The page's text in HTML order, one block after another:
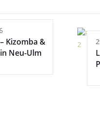
Kizomba &
Neu-Ulm